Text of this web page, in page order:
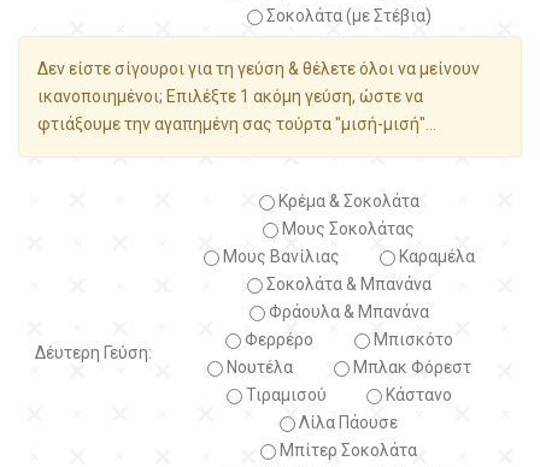
Σοκολάτα (με Στέβια)
Δεν είστε σίγουροι για τη γεύση & θέλετε όλοι να μείνουν
ικανοποιημένοι; Επιλέξτε 1 ακόμη γεύση, ώστε να
φτιάξουμε την αγαπημένη σας τούρτα "μισή-μισή"...
Δέυτερη Γεύση:
Κρέμα & Σοκολάτα
Μους Σοκολάτας
Μους Βανίλιας
Καραμέλα
Σοκολάτα & Μπανάνα
Φράουλα & Μπανάνα
Φερρέρο
Μπισκότο
Νουτέλα
Μπλακ Φόρεστ
Τιραμισού
Κάστανο
Λίλα Πάουσε
Μπίτερ Σοκολάτα